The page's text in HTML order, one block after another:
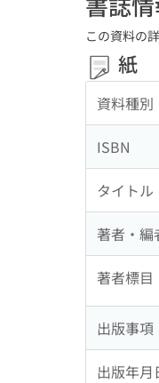
この資料の
紙
資料種別
ISBN
タイトル
著者・編
著者標目
出版事項
出版年月